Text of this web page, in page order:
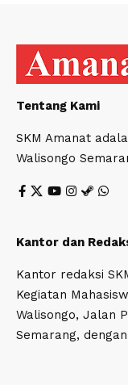
Tentang Kami
SKM Amanat
Walisongo
Kantor dan
Kantor redaksi
Kegiatan
Walisongo, Jalan
Semarang,